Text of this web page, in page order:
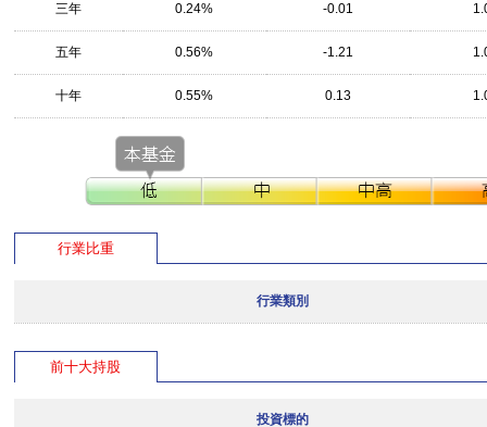
三年 0.24% -0.01
五年 0.56% -1.21
十年 0.55% 0.13
行業比重
行業類別
前十大持股
投資標的